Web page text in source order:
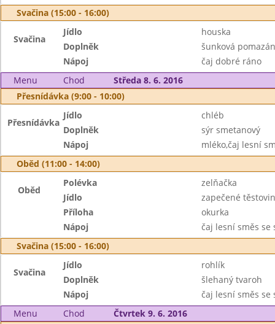
Svačina (15:00 - 16:00)
Svačina
Jídlo
houska
Doplněk
šunková
Nápoj
čaj dobré ráno
Menu
Chod
Středa 8. 6. 2016
Přesnídávka (9:00 - 10:00)
Přesnídávka
Jídlo
chléb
Doplněk
sýr smetanový
Nápoj
mléko,čaj lesní
Oběd (11:00 - 14:00)
Oběd
Polévka
zelňačka
Jídlo
zapečené
Příloha
okurka
Nápoj
čaj lesní směs se
Svačina (15:00 - 16:00)
Svačina
Jídlo
rohlík
Doplněk
šlehaný tvaroh
Nápoj
čaj lesní směs se
Menu
Chod
Čtvrtek 9. 6. 2016